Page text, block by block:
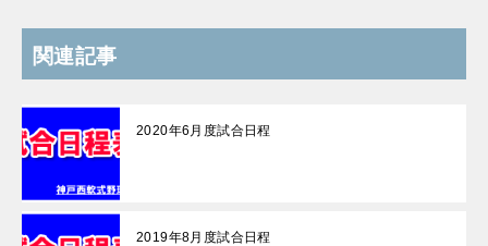
関連記事
2020年6月度試合日程
2019年8月度試合日程